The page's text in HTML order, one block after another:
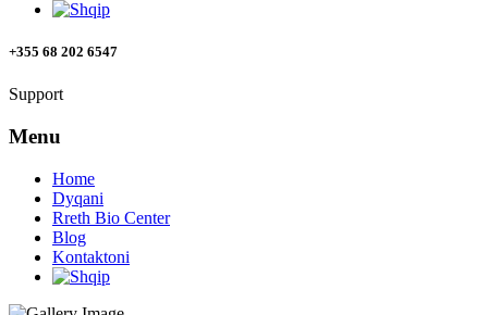
+355 68 202 6547
Support
Menu
Home
Dyqani
Rreth Bio Center
Blog
Kontaktoni